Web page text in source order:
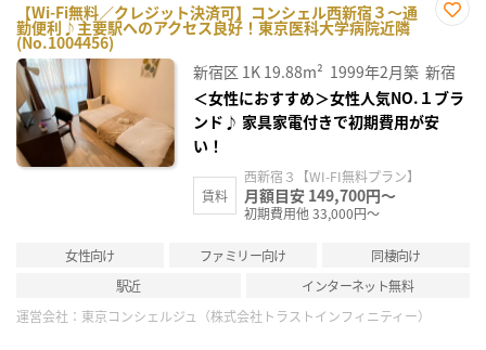
【Wi-Fi無料／クレジット決済可】コンシェル西新宿３～通
勤便利♪主要駅へのアクセス良好！東京医科大学病院近隣
(No.1004456)
り登
録
新宿区 1K 19.88m² 1999年2月築 新宿
＜女性におすすめ＞女性人気NO.１ブラ
ンド♪ 家具家電付きで初期費用が安
い！
賃料
西新宿３【WI-FI無料プラン】
月額目安 149,700円～
初期費用他 33,000円～
女性向け ファミリー向け
同棲向け
駅近
インターネット無料
運営会社： 東京コンシェルジュ（株式会社トラストインフィニティー）